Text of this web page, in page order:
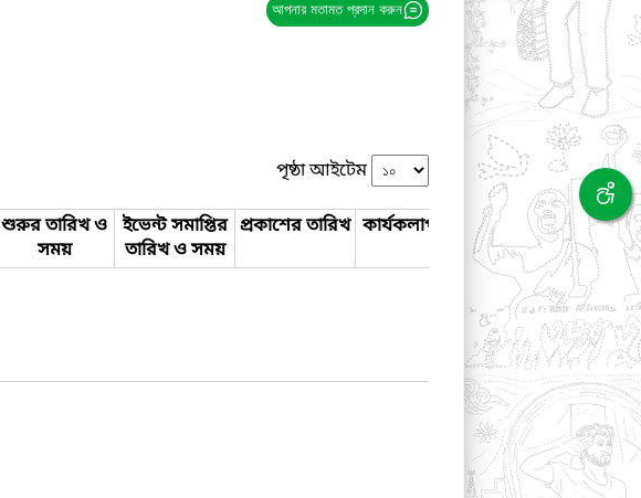
আপনার মতামত প্রদান করুন
পৃষ্ঠা আইটেম
শুরুর তারিখ ও
সময়
ইভেন্ট সমাপ্তির
তারিখ ও সময়
প্রকাশের তারিখ কার্যকলাপ